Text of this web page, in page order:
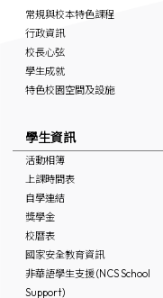
常規與校本特色課程
行政資訊
校長心弦
學生成就
特色校園空間及設施
學生資訊
活動相簿
上課時間表
自學連結
獎學金
校曆表
國家安全教育資訊
非華語學生支援 (NCS School
Support)